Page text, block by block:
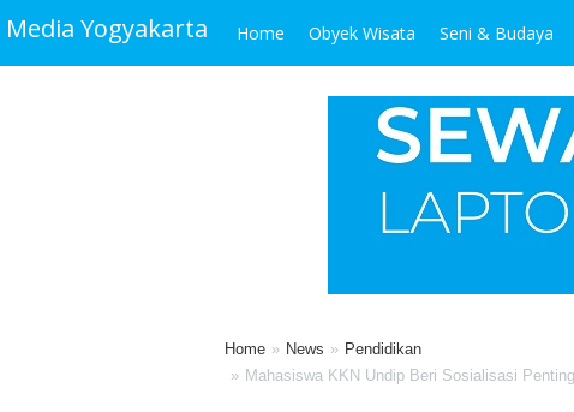
Media Yogyakarta Home Obyek Wisata Seni & Budaya
Home News
Pendidikan
Mahasiswa KKN Undip Beri Sosialisasi